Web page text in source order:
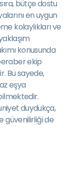
bütçe dostu
en uygun
kolaylıkları ve
konusunda
ekip
Bu sayede,
eşya
duydukça,
güvenilirliği de